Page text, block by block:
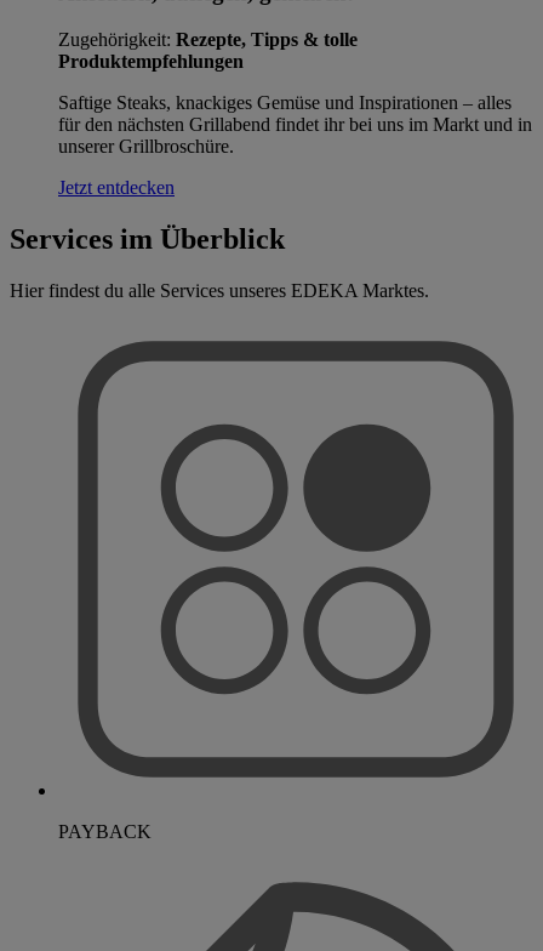
Zugehörigkeit: Rezepte, Tipps & tolle
Produktempfehlungen
Saftige Steaks, knackiges Gemüse und Inspirationen – alles
für den nächsten Grillabend findet ihr bei uns im Markt und in
unserer Grillbroschüre.
Jetzt entdecken
Services im Überblick
Hier findest du alle Services unseres EDEKA Marktes.
PAYBACK